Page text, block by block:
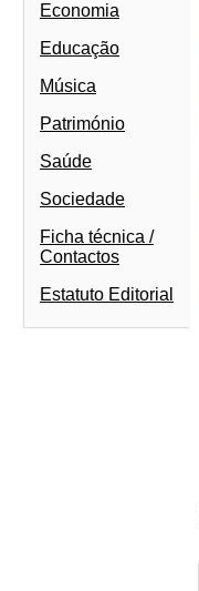
Economia
Educação
Música
Património
Saúde
Sociedade
Ficha técnica /
Contactos
Estatuto Editorial